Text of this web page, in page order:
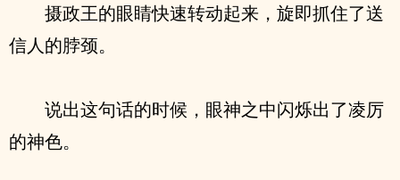
摄政王的眼睛快速转动起来，旋即抓住了送
信人的脖颈。
说出这句话的时候，眼神之中闪烁出了凌厉
的神色。